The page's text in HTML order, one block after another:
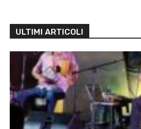
ULTIMI ARTICOLI